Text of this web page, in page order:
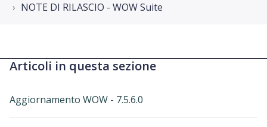
NOTE DI RILASCIO - WOW Suite
Articoli in questa sezione
Aggiornamento WOW - 7.5.6.0